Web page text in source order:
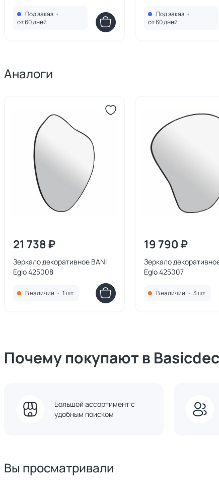
Под заказ •
от 60 дней
Под заказ •
от 60 дней
Аналоги
21 738 ₽
Зеркало декоративное BANI
Eglo 425008
В наличии • 1 шт.
19 790 ₽
Зеркало
Eglo 425007
В наличии • 3 шт.
Почему покупают в
Большой ассортимент с
удобным поиском
Вы просматривали